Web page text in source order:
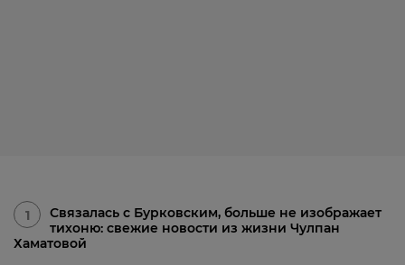
1
Связалась с Бурковским, больше не изображает
тихоню: свежие новости из жизни Чулпан
Хаматовой